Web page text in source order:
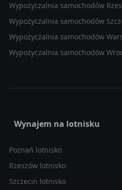
Wypożyczalnia samochodów
Wypożyczalnia samochodów
Wypożyczalnia samochodów
Wypożyczalnia samochodów
Wynajem na lotnisku
Poznań lotnisko
Rzeszów lotnisko
Szczecin lotnisko